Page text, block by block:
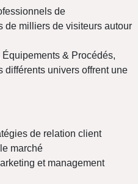
de
de milliers de visiteurs autour
& Procédés,
univers offrent une
de relation client
marché
et management